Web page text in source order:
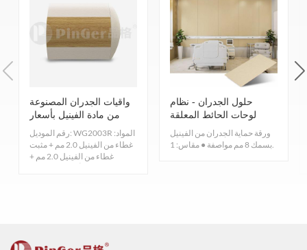
نطاق التطبيق
لون
هناك العشرات من الألوان للاختيار من بينها.
واقيات الجدران المصنوعة
من مادة الفينيل بأسعار
مخفضة
رقم الموديل: WG2003R المواد:
غطاء من الفينيل 2.0 مم + مثبت
غطاء من الفينيل 2.0 مم +
حلول الجدران - نظام
لوحات الحائط المعلقة
ورقة حماية الجدران من الفينيل
بسمك 8 مم مواصفة ● مقاس: 1.